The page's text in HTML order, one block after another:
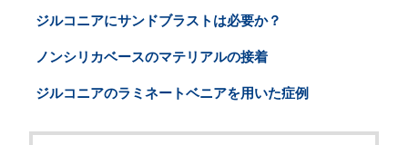
ジルコニアにサンドブラストは必要か？
ノンシリカベースのマテリアルの接着
ジルコニアのラミネートベニアを用いた症例